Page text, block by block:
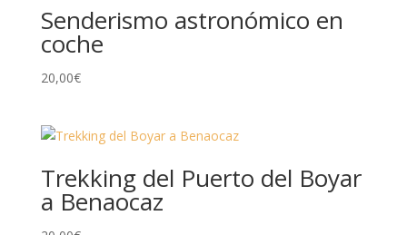
Senderismo astronómico en
coche
20,00€
Trekking del Puerto del Boyar
a Benaocaz